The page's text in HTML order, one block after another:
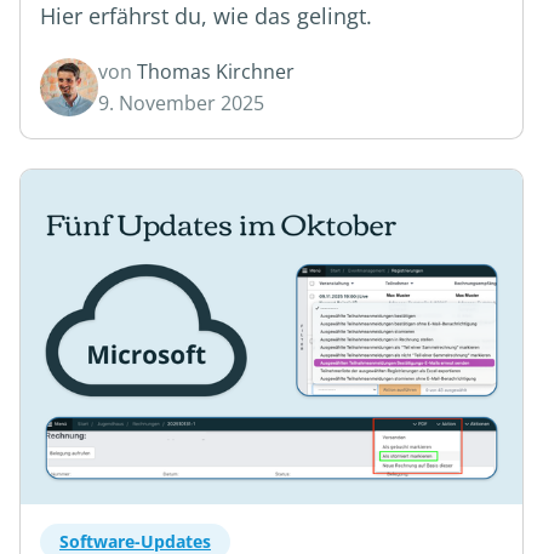
Hier erfährst du, wie das gelingt.
von Thomas Kirchner
9. November 2025
Software-Updates